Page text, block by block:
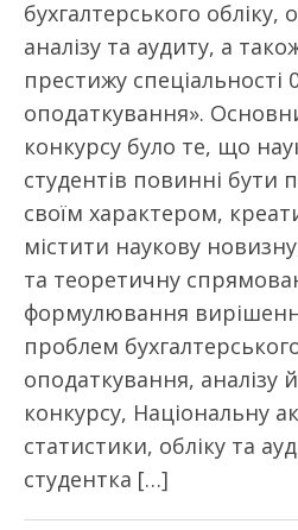
бухгалтерського обліку,
аналізу та аудиту, а
престижу спеціальності
оподаткування».
конкурсу було те, що
студентів повинні бути
своїм характером,
містити наукову
та теоретичну
формулювання
проблем
оподаткування, аналізу
конкурсу, Національну
статистики, обліку та
студентка […]